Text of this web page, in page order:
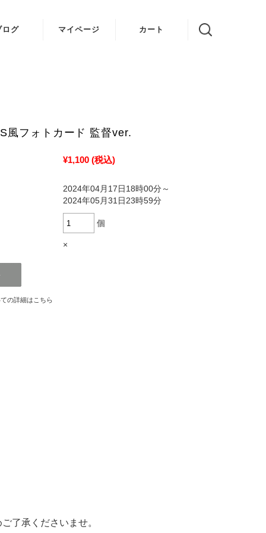
ログ マイページ カート
風フォトカード 監督ver.
¥1,100 (税込)
2024年04月17日18時00分～
2024年05月31日23時59分
個
×
の詳細はこちら
了承くださいませ。